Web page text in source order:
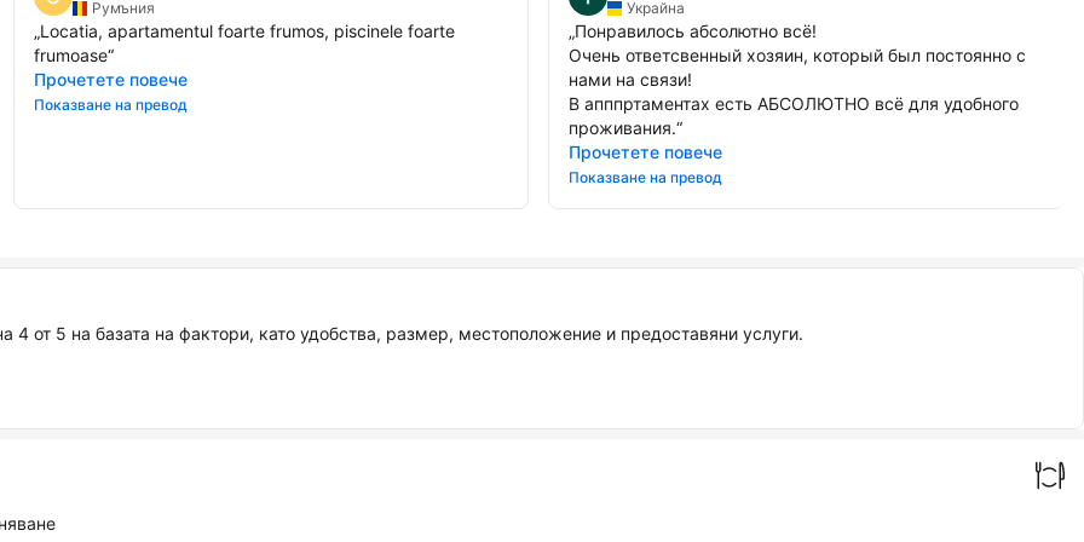
Румъния
„Locatia, apartamentul foarte frumos, piscinele foarte
frumoase“
Прочетете повече
Показване на превод
Украйна
„Понравилось абсолютно всё!
Очень ответсвенный хозяин, который был постоянно с
нами на связи!
В апппртаментах есть АБСОЛЮТНО всё для удобного
проживания.“
Прочетете повече
Показване на превод
4 от 5 на базата на фактори, като удобства, размер, местоположение и предоставяни услуги.